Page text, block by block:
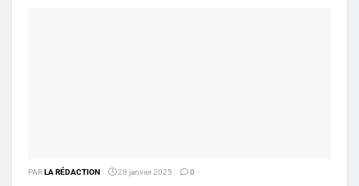
PARLA RÉDACTION 28 janvier 2025 0